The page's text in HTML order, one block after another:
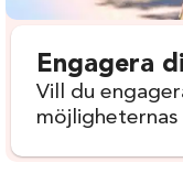
Engagera
Vill du
möjligheternas